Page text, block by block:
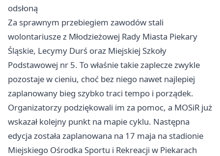
odsłoną
Za sprawnym przebiegiem zawodów stali
wolontariusze z Młodzieżowej Rady Miasta Piekary
Śląskie, Lecymy Durś oraz Miejskiej Szkoły
Podstawowej nr 5. To właśnie takie zaplecze zwykle
pozostaje w cieniu, choć bez niego nawet najlepiej
zaplanowany bieg szybko traci tempo i porządek.
Organizatorzy podziękowali im za pomoc, a MOSiR już
wskazał kolejny punkt na mapie cyklu. Następna
edycja została zaplanowana na 17 maja na stadionie
Miejskiego Ośrodka Sportu i Rekreacji w Piekarach